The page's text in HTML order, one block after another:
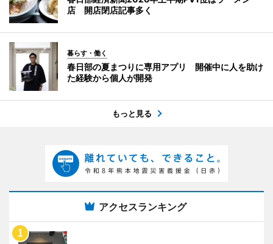
店 開店閉店記事多く
暮らす・働く
春日部の夏まつりに専用アプリ 開催中に人を助け
た経験から個人が開発
もっと見る
アクセスランキング